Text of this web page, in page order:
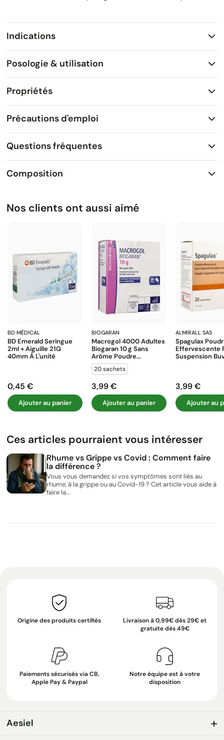
Indications
Posologie & utilisation
Propriétés
Précautions d'emploi
Questions fréquentes
Composition
Nos clients ont aussi aimé
BD MÉDICAL
BD Emerald Seringue
2ml + Aiguille 21G
40mm À L'unité
Prix
0,45 €
Ajouter au panier
BIOGARAN
Macrogol 4000 Adultes
Biogaran 10 G Sans
Arôme Poudre...
20 sachets
Prix
3,99 €
Ajouter au panier
ALMIRALL SAS
Spagulax
Effervescente
Suspension
Prix
3,99 €
Ajouter au
Ces articles pourraient vous intéresser
Rhume vs Grippe vs Covid : Comment faire
la différence ?
Vous vous demandez si vos symptômes sont liés au
rhume, à la grippe ou au Covid-19 ? Cet article vous aide à
faire la...
Origine des produits certifiés
Livraison à 0,99€ dès 29€ et
gratuite dès 49€
Paiements sécurisés via CB,
Apple Pay & Paypal
Notre équipe est à votre
disposition
Aesiel